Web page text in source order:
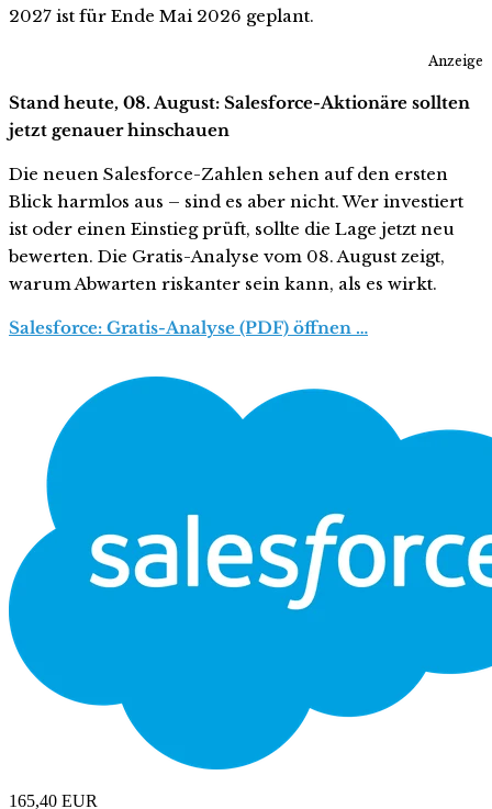
2027 ist für Ende Mai 2026 geplant.
Anzeige
Stand heute, 08. August: Salesforce-Aktionäre sollten
jetzt genauer hinschauen
Die neuen Salesforce-Zahlen sehen auf den ersten
Blick harmlos aus – sind es aber nicht. Wer investiert
ist oder einen Einstieg prüft, sollte die Lage jetzt neu
bewerten. Die Gratis-Analyse vom 08. August zeigt,
warum Abwarten riskanter sein kann, als es wirkt.
Salesforce: Gratis-Analyse (PDF) öffnen …
165,40 EUR